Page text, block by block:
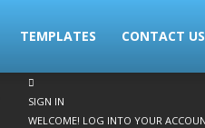
TEMPLATES CONTACT US
SIGN IN
WELCOME! LOG INTO YOUR